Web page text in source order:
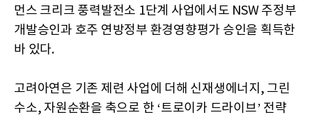
먼스 크리크 풍력발전소 1단계 사업에서도 NSW 주정부
개발승인과 호주 연방정부 환경영향평가 승인을 획득한
바 있다.
고려아연은 기존 제련 사업에 더해 신재생에너지, 그린
수소, 자원순환을 축으로 한 ‘트로이카 드라이브’ 전략